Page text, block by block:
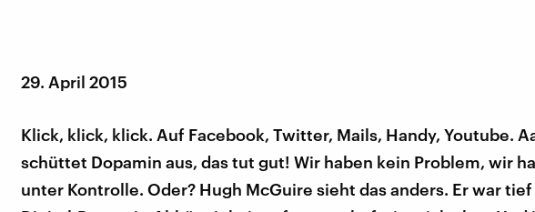
29. April 2015
Klick, klick, klick. Auf Facebook, Twitter, Mails, Handy, Youtube.
schüttet Dopamin aus, das tut gut! Wir haben kein Problem, wir
unter Kontrolle. Oder? Hugh McGuire sieht das anders. Er war